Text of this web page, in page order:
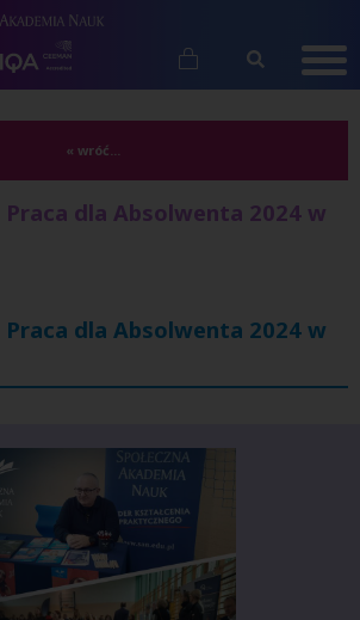
« wróć...
Praca dla Absolwenta 2024 w
Praca dla Absolwenta 2024 w